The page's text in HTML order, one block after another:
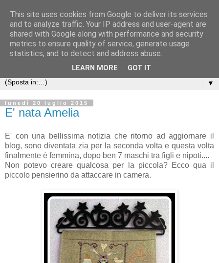
Anna's Needle Art
Quando l'incontro tra un ago ed un filo può creare una
piccola opera d'arte
▼
lunedì 20 luglio 2015
E' nata Amelia
E' con una bellissima notizia che ritorno ad aggiornare il
blog, sono diventata zia per la seconda volta e questa volta
finalmente è femmina, dopo ben 7 maschi tra figli e nipoti....
Non potevo creare qualcosa per la piccola? Ecco qua il
piccolo pensierino da attaccare in camera.
This site uses cookies from Google to deliver its services
and to analyze traffic. Your IP address and user-agent are
shared with Google along with performance and security
metrics to ensure quality of service, generate usage
statistics, and to detect and address abuse.
LEARN MORE GOT IT